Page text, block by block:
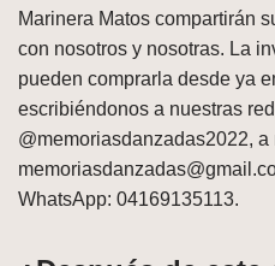
Marinera Matos compartirán
con nosotros y nosotras. La
pueden comprarla desde ya
escribiéndonos a nuestras
@memoriasdanzadas2022,
WhatsApp: 04169135113.